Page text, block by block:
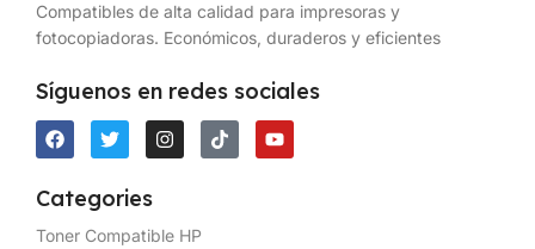
Compatibles de alta calidad para impresoras y
fotocopiadoras. Económicos, duraderos y eficientes
Síguenos en redes sociales
Categories
Toner Compatible HP